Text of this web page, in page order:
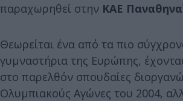
παραχωρηθεί στην ΚΑΕ
Θεωρείται ένα από τα πιο
γυμναστήρια της Ευρώπης,
στο παρελθόν σπουδαίες
Ολυμπιακούς Αγώνες του 2004,